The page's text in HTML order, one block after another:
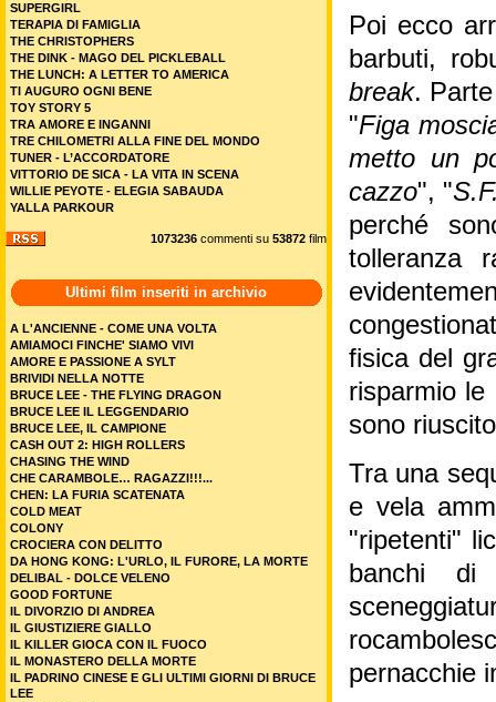
Poi ecco
barbuti,
break.
"Figa
metto un
cazzo", "
perché
tolleranza
fisica del
risparmio le
sono
Tra una
e vela
"ripetenti"
banchi di
pernacchie
SUPERGIRL
TERAPIA DI FAMIGLIA
THE CHRISTOPHERS
THE DINK - MAGO DEL PICKLEBALL
THE LUNCH: A LETTER TO AMERICA
TI AUGURO OGNI BENE
TOY STORY 5
TRA AMORE E INGANNI
TRE CHILOMETRI ALLA FINE DEL MONDO
TUNER - L’ACCORDATORE
VITTORIO DE SICA - LA VITA IN SCENA
WILLIE PEYOTE - ELEGIA SABAUDA
YALLA PARKOUR
1073236 commenti su 53872 film
Ultimi film inseriti in archivio
A L'ANCIENNE - COME UNA VOLTA
AMIAMOCI FINCHE' SIAMO VIVI
AMORE E PASSIONE A SYLT
BRIVIDI NELLA NOTTE
BRUCE LEE - THE FLYING DRAGON
BRUCE LEE IL LEGGENDARIO
BRUCE LEE, IL CAMPIONE
CASH OUT 2: HIGH ROLLERS
CHASING THE WIND
CHE CARAMBOLE… RAGAZZI!!!...
CHEN: LA FURIA SCATENATA
COLD MEAT
COLONY
CROCIERA CON DELITTO
DA HONG KONG: L'URLO, IL FURORE, LA MORTE
DELIBAL - DOLCE VELENO
GOOD FORTUNE
IL DIVORZIO DI ANDREA
IL GIUSTIZIERE GIALLO
IL KILLER GIOCA CON IL FUOCO
IL MONASTERO DELLA MORTE
IL PADRINO CINESE E GLI ULTIMI GIORNI DI BRUCE
LEE